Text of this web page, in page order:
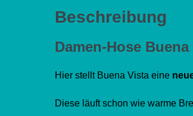
Beschreibung
Damen-Hose
Hier stellt Buena Vista eine
Diese läuft schon wie warme